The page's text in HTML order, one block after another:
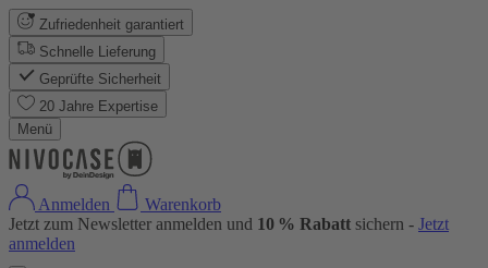
Zufriedenheit garantiert
Schnelle Lieferung
Geprüfte Sicherheit
20 Jahre Expertise
Menü
Anmelden
Warenkorb
Jetzt zum Newsletter anmelden und 10 % Rabatt sichern - Jetzt
anmelden